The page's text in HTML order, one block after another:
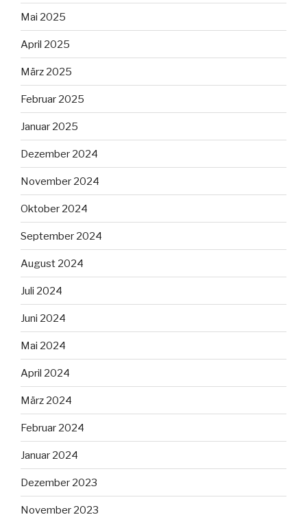
Mai 2025
April 2025
März 2025
Februar 2025
Januar 2025
Dezember 2024
November 2024
Oktober 2024
September 2024
August 2024
Juli 2024
Juni 2024
Mai 2024
April 2024
März 2024
Februar 2024
Januar 2024
Dezember 2023
November 2023